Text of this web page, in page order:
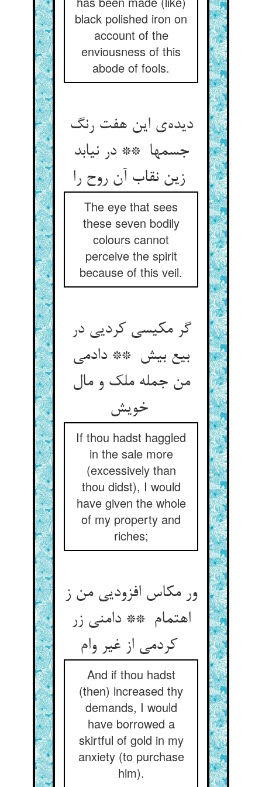
black polished iron on
account of the
enviousness of this
abode of fools.
دیده‌ی این هفت رنگ
جسمها ** در نیابد
The eye that sees
these seven bodily
colours cannot
perceive the spirit
because of this veil.
گر مکیسی کردیی در
بیع بیش ** دادمی
من جمله ملک و مال
خویش
If thou hadst haggled
in the sale more
(excessively than
thou didst), I would
have given the whole
of my property and
riches;
ور مکاس افزودیی من ز
اهتمام ** دامنی زر
And if thou hadst
(then) increased thy
demands, I would
have borrowed a
skirtful of gold in my
anxiety (to purchase
him).